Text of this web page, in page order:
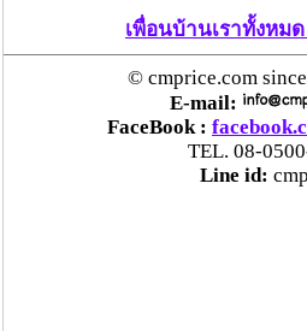
คพ. เผยผลตรวจคุณภาพ
แม่น้ำรวก-แม่น้ำโขง พื้นที่
8 “พบสารหนูสูงเกินค่ามา
ไทยยังน่าลงทุน หลังพบต่
แรก 1.1 แสนล้านบาท
เพื่อนบ้านเราทั้งหม
© cmprice.com
E-mail:
FaceBook :
TEL. 08-
Line id: